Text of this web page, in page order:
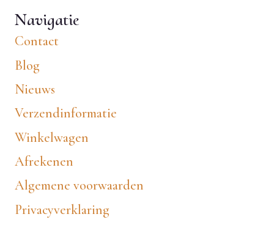
Navigatie
Contact
Blog
Nieuws
Verzendinformatie
Winkelwagen
Afrekenen
Algemene voorwaarden
Privacyverklaring